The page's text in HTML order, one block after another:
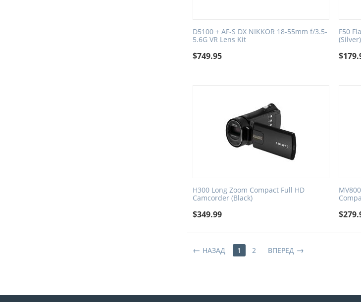
D5100 + AF-S DX NIKKOR 18-55mm f/3.5-
5.6G VR Lens Kit
$749.95
F50
(Silver)
$
H300 Long Zoom Compact Full HD
Camcorder (Black)
$349.99 $
НАЗАД 1 2 ВПЕРЕД